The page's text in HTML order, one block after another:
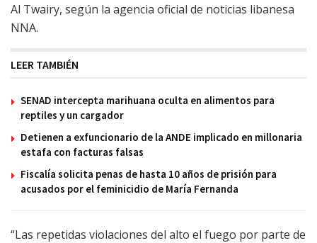
Al Twairy, según la agencia oficial de noticias libanesa
NNA.
LEER TAMBIÉN
SENAD intercepta marihuana oculta en alimentos para
reptiles y un cargador
Detienen a exfuncionario de la ANDE implicado en millonaria
estafa con facturas falsas
Fiscalía solicita penas de hasta 10 años de prisión para
acusados por el feminicidio de María Fernanda
“Las repetidas violaciones del alto el fuego por parte de